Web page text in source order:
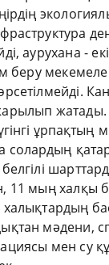
аурухана -
беру
ұрпақтың
солардың
11 мың халқы
халықтардың
мәдени,
мен су